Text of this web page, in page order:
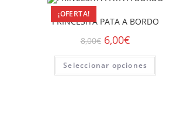
¡OFERTA!
PRINCESITA PATA A BORDO
8,00€ 6,00€
Seleccionar opciones